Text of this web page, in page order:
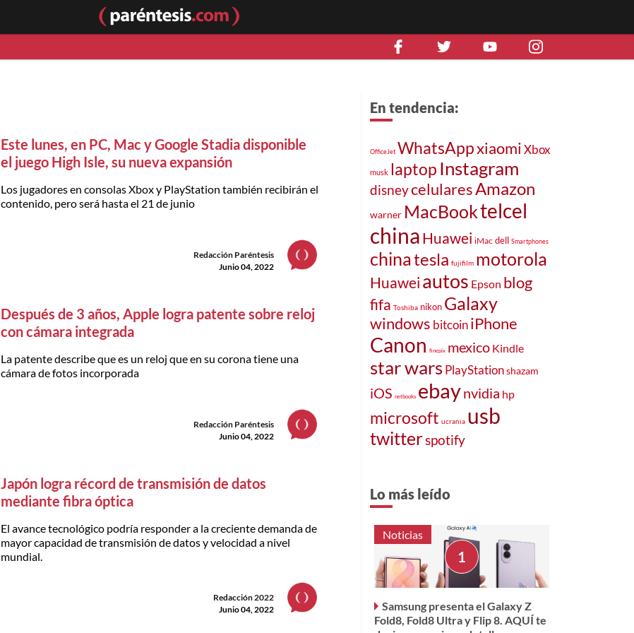
Este lunes, en PC, Mac y Google Stadia disponible
el juego High Isle, su nueva expansión
Los jugadores en consolas Xbox y PlayStation también recibirán el
contenido, pero será hasta el 21 de junio
Redacción Paréntesis
Junio 04, 2022
Después de 3 años, Apple logra patente sobre reloj
con cámara integrada
La patente describe que es un reloj que en su corona tiene una
cámara de fotos incorporada
Redacción Paréntesis
Junio 04, 2022
Japón logra récord de transmisión de datos
mediante fibra óptica
El avance tecnológico podría responder a la creciente demanda de
mayor capacidad de transmisión de datos y velocidad a nivel
mundial.
Redacción 2022
Junio 04, 2022
En tendencia:
OfficeJet WhatsAppxiaomiXbox
musk laptop Instagram
disneycelularesAmazon
warner MacBooktelcel
china Huawei iMac dell Smartphones
chinatesla fujifilm motorola
Huawei autos Epson blog
fifa Toshiba nikon Galaxy
windows bitcoiniPhone
Canon finepix mexico Kindle
star warsPlayStationshazam
iOS netbooks ebaynvidia hp
microsoft ucrania usb
twitterspotify
Lo más leído
Noticias
Samsung presenta el Galaxy Z
Fold8, Fold8 Ultra y Flip 8. AQUÍ te